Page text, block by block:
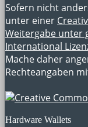
Sofern nicht
unter einer
Weitergabe unter
International
Mache daher
Rechteangaben
Hardware Wallets